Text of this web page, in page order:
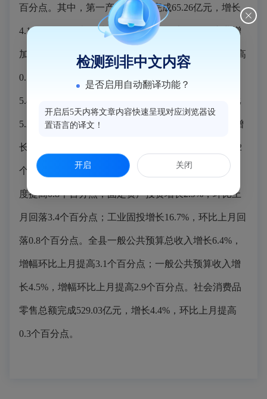
百分点。其中，第一产业增加值完成65.26亿元，增长
4.1%，增幅环比三季度回落0.1个百分点；第二产业增
加值完成637.54亿元，增长6.8%，增幅环比三季度提高
0.5个百分点；第三产业增加值550.96完成亿元，增长
5.8%，增幅环比三季度回落0.8个百分点；三次产业比
5.2：50.9：43.9。2025年1-12月，全县规上工业产值增
长6.9%；规上工业增加值增长9.0%，环比上月提高0.2
个百分点；建筑业增加值同比增长4.1%，增幅比三季
度提高0.8个百分点；固定资产投资增长2.9%，环比上
月回落3.4个百分点；工业固投增长16.7%，环比上月回
落0.8个百分点。全县一般公共预算总收入增长6.4%，
增幅环比上月提高3.1个百分点；一般公共预算收入增
长4.5%，增幅环比上月提高2.9个百分点。社会消费品
零售总额完成529.03亿元，增长4.4%，环比上月提高
0.3个百分点。
检测到非中文内容
是否启用自动翻译功能？
开启后5天内将文章内容快速呈现对应浏览器设
置语言的译文！
开启 关闭